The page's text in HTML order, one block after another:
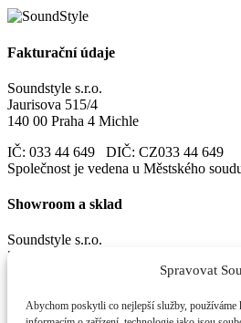
Spravovat
Abychom poskytli co nejlepší služby, používáme
Fakturační údaje
Soundstyle s.r.o.
Jaurisova 515/4
140 00 Praha 4 Michle
IČ: 033 44 649 DIČ: CZ033 44 649
Společnost je vedena u Městského
Showroom a sklad
Soundstyle s.r.o.
Zašovská 750